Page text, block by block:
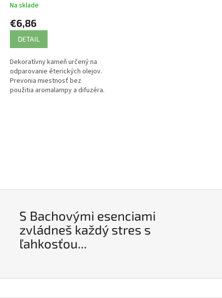
Na sklade
€6,86
DETAIL
Dekoratívny kameň určený na
odparovanie éterických olejov.
Prevonia miestnosť bez
použitia aromalampy a difuzéra.
S Bachovými esenciami
zvládneš každý stres s
ľahkosťou...